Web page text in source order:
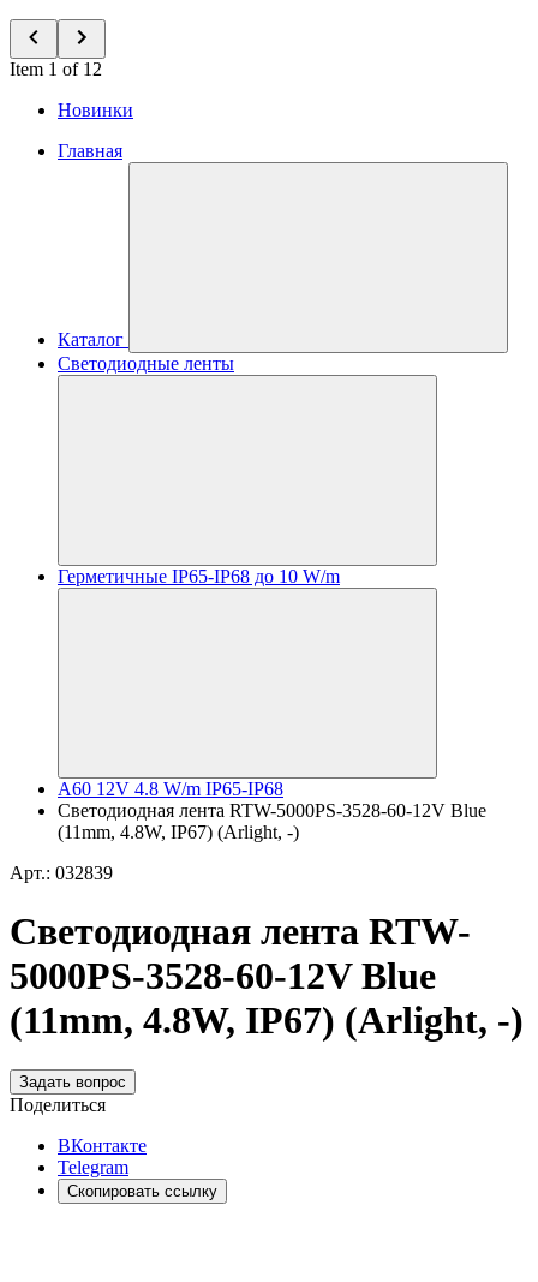
Item 1 of 12
Новинки
Главная
Каталог
Светодиодные ленты
Герметичные IP65-IP68 до 10 W/m
A60 12V 4.8 W/m IP65-IP68
Светодиодная лента RTW-5000PS-3528-60-12V Blue
(11mm, 4.8W, IP67) (Arlight, -)
Арт.: 032839
Светодиодная лента RTW-
5000PS-3528-60-12V Blue
(11mm, 4.8W, IP67) (Arlight, -)
Задать вопрос
Поделиться
ВКонтакте
Telegram
Скопировать ссылку